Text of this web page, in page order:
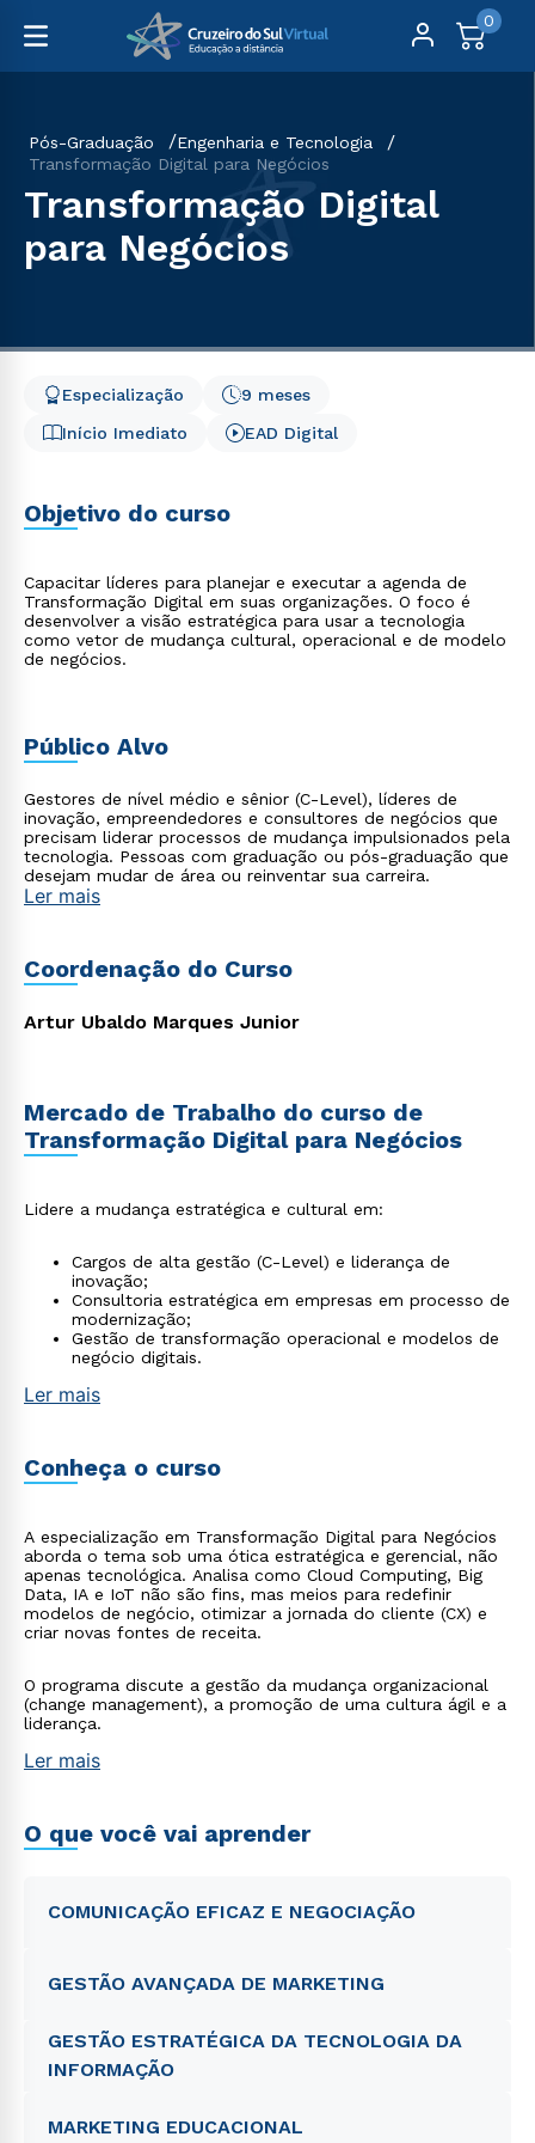
0
Pós-Graduação
Engenharia e Tecnologia
Transformação Digital para Negócios
Transformação Digital
para Negócios
Início Imediato
9 meses
Especialização
EAD Digital
Objetivo do curso
Capacitar líderes para planejar e executar a agenda de
Transformação Digital em suas organizações. O foco é
desenvolver a visão estratégica para usar a tecnologia
como vetor de mudança cultural, operacional e de modelo
de negócios.
Público Alvo
Gestores de nível médio e sênior (C-Level), líderes de
inovação, empreendedores e consultores de negócios que
precisam liderar processos de mudança impulsionados pela
tecnologia. Pessoas com graduação ou pós-graduação que
desejam mudar de área ou reinventar sua carreira.
Ler mais
Coordenação do Curso
Artur Ubaldo Marques Junior
Mercado de Trabalho do curso de
Transformação Digital para Negócios
Lidere a mudança estratégica e cultural em:
Cargos de alta gestão (C-Level) e liderança de
inovação;
Consultoria estratégica em empresas em processo de
modernização;
Gestão de transformação operacional e modelos de
negócio digitais.
Ler mais
Conheça o curso
A especialização em Transformação Digital para Negócios
aborda o tema sob uma ótica estratégica e gerencial, não
apenas tecnológica. Analisa como Cloud Computing, Big
Data, IA e IoT não são fins, mas meios para redefinir
modelos de negócio, otimizar a jornada do cliente (CX) e
criar novas fontes de receita.
O programa discute a gestão da mudança organizacional
(change management), a promoção de uma cultura ágil e a
liderança.
Ler mais
O que você vai aprender
COMUNICAÇÃO EFICAZ E NEGOCIAÇÃO
GESTÃO AVANÇADA DE MARKETING
GESTÃO ESTRATÉGICA DA TECNOLOGIA DA
INFORMAÇÃO
MARKETING EDUCACIONAL